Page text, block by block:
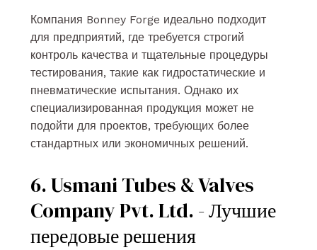
Компания Bonney Forge идеально подходит
для предприятий, где требуется строгий
контроль качества и тщательные процедуры
тестирования, такие как гидростатические и
пневматические испытания. Однако их
специализированная продукция может не
подойти для проектов, требующих более
стандартных или экономичных решений.
6. Usmani Tubes & Valves
Company Pvt. Ltd. - Лучшие
передовые решения